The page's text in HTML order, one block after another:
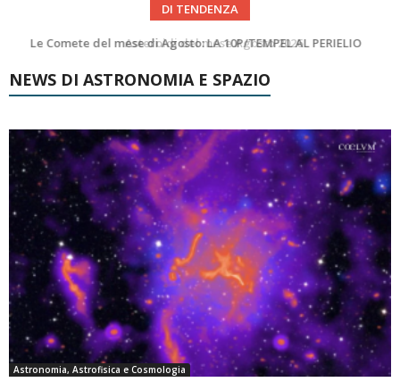
DI TENDENZA
Asteroidi del mese Agosto 2026
NEWS DI ASTRONOMIA E SPAZIO
Astronomia, Astrofisica e Cosmologia